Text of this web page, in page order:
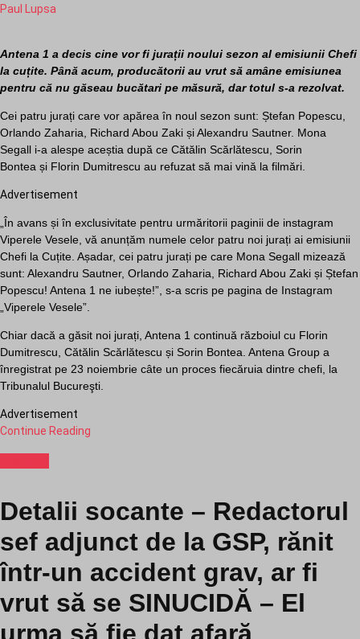
Paul Lupsa
Antena 1 a decis cine vor fi jurații noului sezon al emisiunii Chefi
la cuțite. Până acum, producătorii au vrut să amâne emisiunea
pentru că nu găseau bucătari pe măsură, dar totul s-a rezolvat.
Cei patru jurați care vor apărea în noul sezon sunt: Ștefan Popescu,
Orlando Zaharia, Richard Abou Zaki și Alexandru Sautner. Mona
Segall i-a alespe aceștia după ce Cătălin Scărlătescu, Sorin
Bontea și Florin Dumitrescu au refuzat să mai vină la filmări.
Advertisement
„În avans și în exclusivitate pentru urmăritorii paginii de instagram
Viperele Vesele, vă anunțăm numele celor patru noi jurați ai emisiunii
Chefi la Cuțite. Așadar, cei patru jurați pe care Mona Segall mizează
sunt: Alexandru Sautner, Orlando Zaharia, Richard Abou Zaki și Ștefan
Popescu! Antena 1 ne iubește!”, s-a scris pe pagina de Instagram
„Viperele Vesele”.
Chiar dacă a găsit noi jurați, Antena 1 continuă războiul cu Florin
Dumitrescu, Cătălin Scărlătescu și Sorin Bontea. Antena Group a
înregistrat pe 23 noiembrie câte un proces fiecăruia dintre chefi, la
Tribunalul Bucureşti.
Advertisement
Continue Reading
Detalii socante – Redactorul
sef adjunct de la GSP, rănit
într-un accident grav, ar fi
vrut să se SINUCIDĂ – El